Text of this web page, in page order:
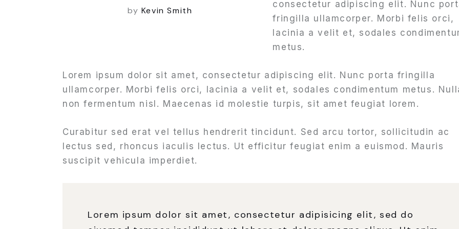
by Kevin Smith
consectetur adipiscing elit. Nunc
fringilla ullamcorper. Morbi felis orci,
lacinia a velit et, sodales
metus.
Lorem ipsum dolor sit amet, consectetur adipiscing elit. Nunc porta fringilla
ullamcorper. Morbi felis orci, lacinia a velit et, sodales condimentum metus.
non fermentum nisl. Maecenas id molestie turpis, sit amet feugiat lorem.
Curabitur sed erat vel tellus hendrerit tincidunt. Sed arcu tortor, sollicitudin ac
lectus sed, rhoncus iaculis lectus. Ut efficitur feugiat enim a euismod. Mauris
suscipit vehicula imperdiet.
Lorem ipsum dolor sit amet, consectetur adipisicing elit, sed do